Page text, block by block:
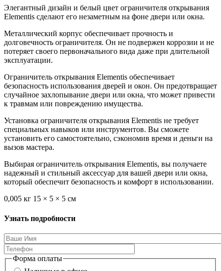
Элегантный дизайн и белый цвет ограничителя открывания
Elementis сделают его незаметным на фоне двери или окна.
Металлический корпус обеспечивает прочность и
долговечность ограничителя. Он не подвержен коррозии и не
потеряет своего первоначального вида даже при длительной
эксплуатации.
Ограничитель открывания Elementis обеспечивает
безопасность использования дверей и окон. Он предотвращает
случайное захлопывание двери или окна, что может привести
к травмам или повреждению имущества.
Установка ограничителя открывания Elementis не требует
специальных навыков или инструментов. Вы сможете
установить его самостоятельно, сэкономив время и деньги на
вызов мастера.
Выбирая ограничитель открывания Elementis, вы получаете
надежный и стильный аксессуар для вашей двери или окна,
который обеспечит безопасность и комфорт в использовании.
0,005 кг 15 × 5 × 5 см
Узнать подробности
Форма оплаты